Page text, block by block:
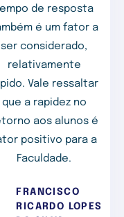
de resposta
é um fator a
ser considerado,
relativamente
Vale ressaltar
que a rapidez no
aos alunos é
positivo para a
Faculdade.
FRANCISCO
RICARDO LOPES